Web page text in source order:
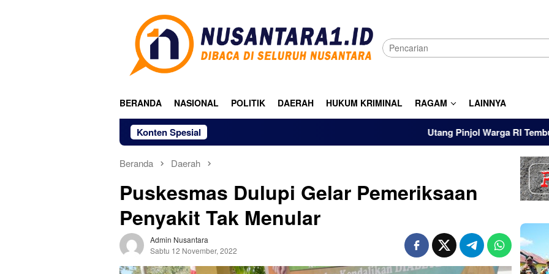
BERANDA NASIONAL POLITIK DAERAH HUKUM KRIMINAL RAGAM LAINNYA
Konten Spesial Utang Pinjol Warga RI Tembus Rp105
Beranda Daerah
Puskesmas Dulupi Gelar Pemeriksaan
Penyakit Tak Menular
Admin Nusantara
Sabtu 12 November, 2022